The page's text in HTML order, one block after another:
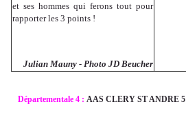
et ses hommes qui ferons tout pour
rapporter les 3 points !
Julian Mauny - Photo JD Beucher
Départementale 4 : AAS CLERY ST ANDRE 5